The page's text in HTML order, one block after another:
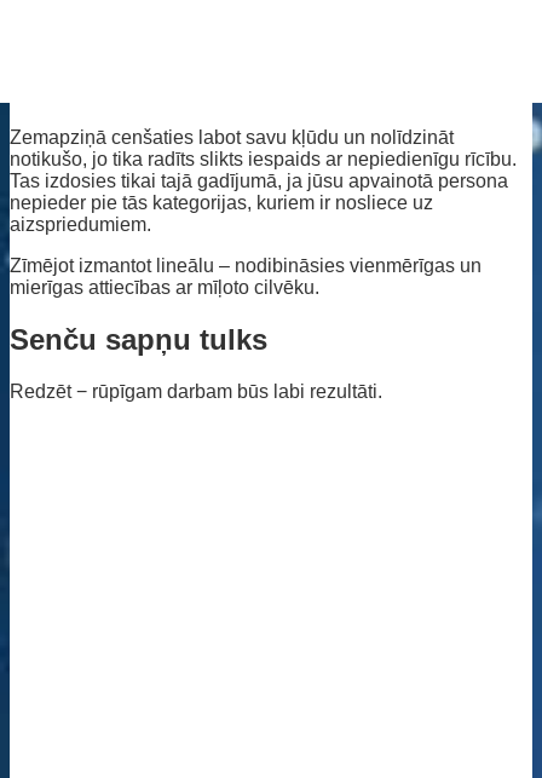
Zemapziņā cenšaties labot savu kļūdu un nolīdzināt
notikušo, jo tika radīts slikts iespaids ar nepiedienīgu rīcību.
Tas izdosies tikai tajā gadījumā, ja jūsu apvainotā persona
nepieder pie tās kategorijas, kuriem ir nosliece uz
aizspriedumiem.
Zīmējot izmantot lineālu – nodibināsies vienmērīgas un
mierīgas attiecības ar mīļoto cilvēku.
Senču sapņu tulks
Redzēt − rūpīgam darbam būs labi rezultāti.